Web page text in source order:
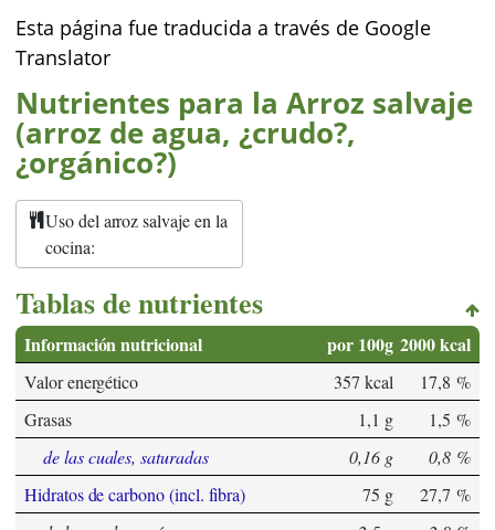
Esta página fue traducida a través de Google
Translator
Nutrientes para la Arroz salvaje
(arroz de agua, ¿crudo?,
¿orgánico?)
Uso del arroz salvaje en la
cocina:
Tablas de nutrientes
Información nutricional por 100g 2000 kcal
Valor energético 357 kcal
17,8 %
Grasas
1,1 g
1,5 %
de las cuales, saturadas
0,16 g
0,8 %
Hidratos de carbono (incl. fibra)
75 g
27,7 %